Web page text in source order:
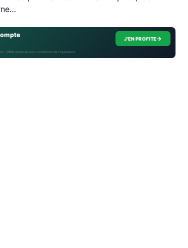
J'EN PROFITE→
· Offre soumise aux conditions de l’opérateur.